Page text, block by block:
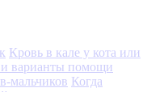
Кровь в кале у кота или
и варианты помощи
мальчиков Когда